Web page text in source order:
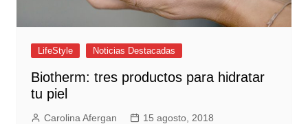
LifeStyle Noticias Destacadas
Biotherm: tres productos para hidratar
tu piel
Carolina Afergan 15 agosto, 2018